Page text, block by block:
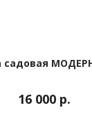
садовая
16 000 р.